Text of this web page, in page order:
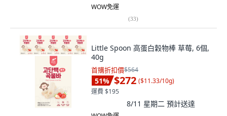
WOW免運
(33)
Little Spoon 高蛋白穀物棒 草莓, 6個,
40g
首購折扣價$564
51% $272 ($11.33/10g)
運費 $195
8/11 星期二 預計送達